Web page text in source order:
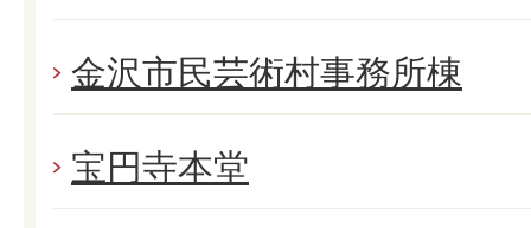
金沢市民芸術村事務所棟
宝円寺本堂